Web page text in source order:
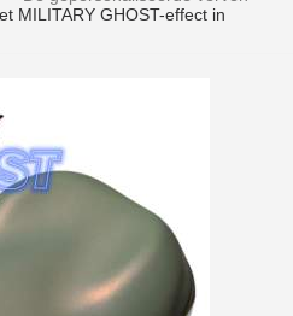
nieuwsbrief: €5 korting
48-72 uur in Nederland
een aankoopwaarde van 30€.
in minder dan 1 minuut
ontvang shopping vouchers
bij elke bestelling
MILITARY GHOST-effect in